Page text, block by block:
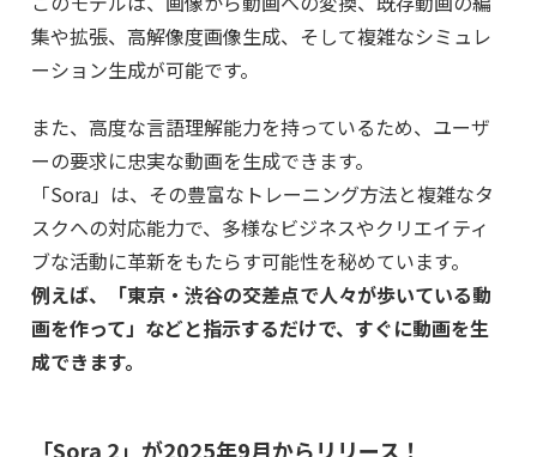
集や拡張、高解像度画像生成、そして複雑なシミュレ
ーション生成が可能です。
また、高度な言語理解能力を持っているため、ユーザ
ーの要求に忠実な動画を生成できます。
「Sora」は、その豊富なトレーニング方法と複雑なタ
スクへの対応能力で、多様なビジネスやクリエイティ
ブな活動に革新をもたらす可能性を秘めています。
例えば、「東京・渋谷の交差点で人々が歩いている動
画を作って」などと指示するだけで、すぐに動画を生
成できます。
「Sora 2」が2025年9月からリリース！